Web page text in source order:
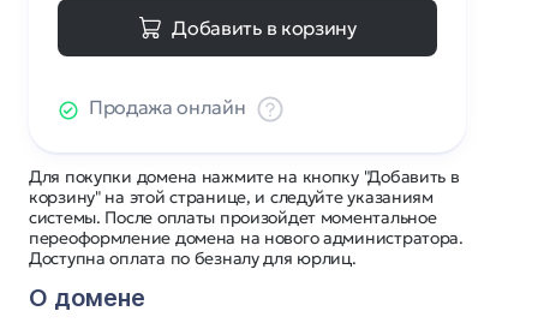
Для покупки домена нажмите на кнопку "Добавить в
корзину" на этой странице, и следуйте указаниям
системы. После оплаты произойдет моментальное
переоформление домена на нового администратора.
Доступна оплата по безналу для юрлиц.
О домене
Добавить в корзину
Продажа онлайн